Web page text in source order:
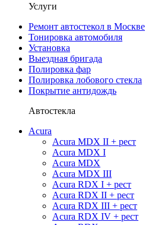
Услуги
Ремонт автостекол в Москве
Тонировка автомобиля
Установка
Выездная бригада
Полировка фар
Полировка лобового стекла
Покрытие антидождь
Автостекла
Acura
Acura MDX II + рест
Acura MDX I
Acura MDX
Acura MDX III
Acura RDX I + рест
Acura RDX II + рест
Acura RDX III + рест
Acura RDX IV + рест